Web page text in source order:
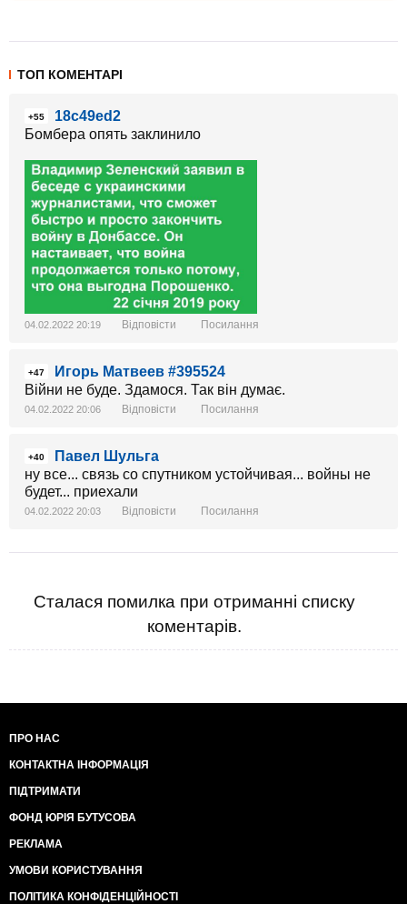
ТОП КОМЕНТАРІ
+55
18c49ed2
Бомбера опять заклинило
04.02.2022 20:19 Відповісти Посилання
+47
Игорь Матвеев #395524
Війни не буде. Здамося. Так він думає.
04.02.2022 20:06 Відповісти Посилання
+40
Павел Шульга
ну все... связь со спутником устойчивая... войны не
будет... приехали
04.02.2022 20:03 Відповісти Посилання
Сталася помилка при отриманні списку
коментарів.
ПРО НАС
КОНТАКТНА ІНФОРМАЦІЯ
ПІДТРИМАТИ
ФОНД ЮРІЯ БУТУСОВА
РЕКЛАМА
УМОВИ КОРИСТУВАННЯ
ПОЛІТИКА КОНФІДЕНЦІЙНОСТІ